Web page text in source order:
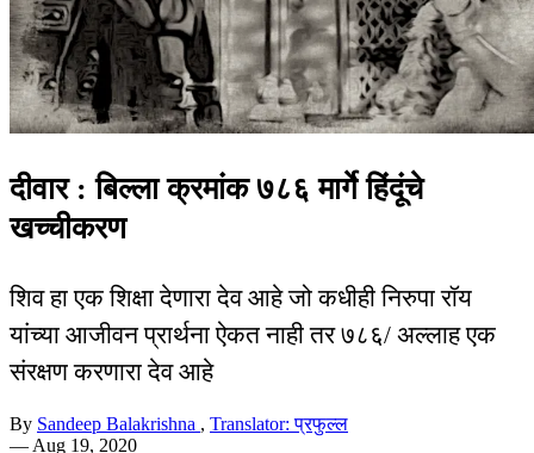
दीवार : बिल्ला क्रमांक ७८६ मार्गे हिंदूंचे
खच्चीकरण
शिव हा एक शिक्षा देणारा देव आहे जो कधीही निरुपा रॉय
यांच्या आजीवन प्रार्थना ऐकत नाही तर ७८६/ अल्लाह एक
संरक्षण करणारा देव आहे
By Sandeep Balakrishna , Translator: प्रफुल्ल
— Aug 19, 2020